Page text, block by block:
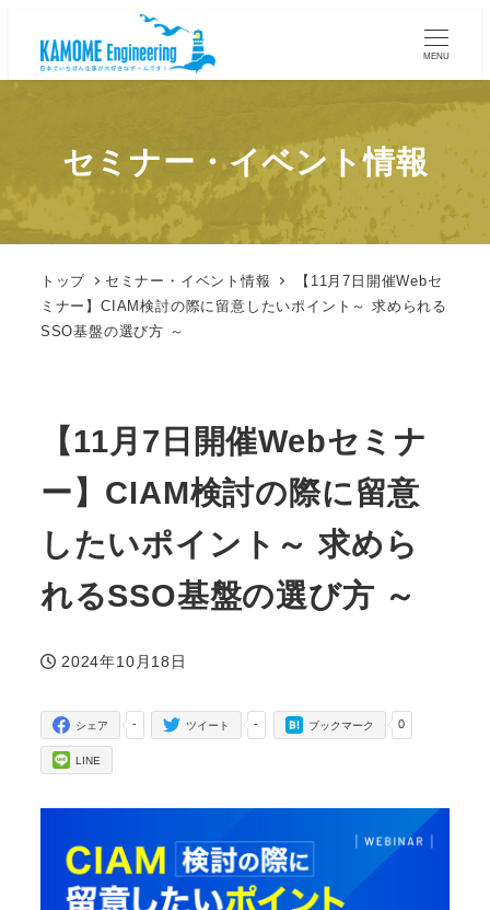
MENU
トップ セミナー・イベント情報
【11月7日開催Webセ
ミナー】CIAM検討の際に留意したいポイント～ 求められる
SSO基盤の選び方 ～
セミナー・イベント情報
【11月7日開催Webセミナ
ー】CIAM検討の際に留意
したいポイント～ 求めら
れるSSO基盤の選び方 ～
投稿日
2024年10月18日
-
シェア -
ツイート 0
ブックマーク
LINE